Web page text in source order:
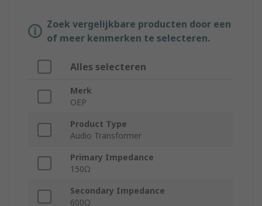
Zoek vergelijkbare producten door een
of meer kenmerken te selecteren.
Alles selecteren
Merk
OEP
Product Type
Audio Transformer
Primary Impedance
150Ω
Secondary Impedance
600Ω